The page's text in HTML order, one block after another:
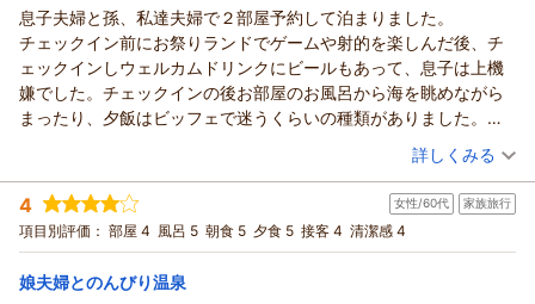
頂戴し、身の引き締まる思いでございます。
頂戴したお言葉を糧に、次回お越しいただいた際には「食」の
面でも感動をお届けできるよう、スタッフ一同精進してまいり
ます。
また来年、皆様の笑顔にお会いできる日を心よりお待ち申し上
行列による待ち時間や、会場内での危険な状況により、せっか
くの優雅な気分を損ねてしまいましたこと、誠に申し訳ござい
ません。
頂戴いたしました「第二会場の設置」という貴重なご提案、な
らびに動線の改善につきましては、早急に社内で共有し、混雑
緩和に向けた対策を検討してまいる所存でございます。
けるよう、スタッフによる誘導や会場運営のあり方を見直して
まいります。
お客様のまたのお越しを、スタッフ一同心よりお待ち申し上げ
ております。
時間が足りなかったので、また絶対に行きたいです！
龍宮城スパ・ホテル三日月 富士見亭からの返信
みゆ 様
この度は、富士見亭へご宿泊いただき誠にありがとうございま
した。
また、お忙しい中温かいご感想をお寄せいただきましたこと、
小さなお子様を3人連れてのご旅行は、移動だけでも大変なこ
とと存じますが、
送迎バスがお役に立てたようで何よりでございます。
当館自慢のお風呂やスパ、そしてお子様との楽しいひとときを
存分に満喫していただけたご様子が伺え、
息子夫婦と孫、私達夫婦で２部屋予約して泊まりました。
チェックイン前にお祭りランドでゲームや射的を楽しんだ後、チ
ェックインしウェルカムドリンクにビールもあって、息子は上機
嫌でした。チェックインの後お部屋のお風呂から海を眺めながら
まったり、夕飯はビッフェで迷うくらいの種類がありました。
私達はお部屋のお風呂だけに入りましたが、息子達は温泉の大浴
場も楽しめたみたいです。次の日は敷地内にあるノア動物園に寄
りました。狭いゲージの中にいろいろな種類がいて、餌やりも出
来ました。孫がとても喜んでいました。動物達は狭くて可哀想か
移動距離も少なく敷地内で楽しめて、夏はプールも楽しめるみた
（投稿日：2026/06/03）
宿泊時期： 2026年05月宿泊 (家族旅行)
投稿者： ピピさん(女性/60代)
宿泊プラン： 【じゃらんのお得な10日間】フリーフロー＆ビュッフェ☆
和洋室 朝・夕
宿泊価格帯： 24,001～25,000円(大人一人あたり/税込)
詳しくみる
4 女性/60代 家族旅行
項目別評価： 部屋 4 風呂 5 朝食 5 夕食 5 接客 4 清潔感 4
娘夫婦とのんびり温泉